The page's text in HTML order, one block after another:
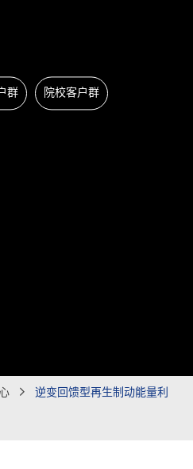
群 院校客户群
 逆变回馈型再生制动能量利